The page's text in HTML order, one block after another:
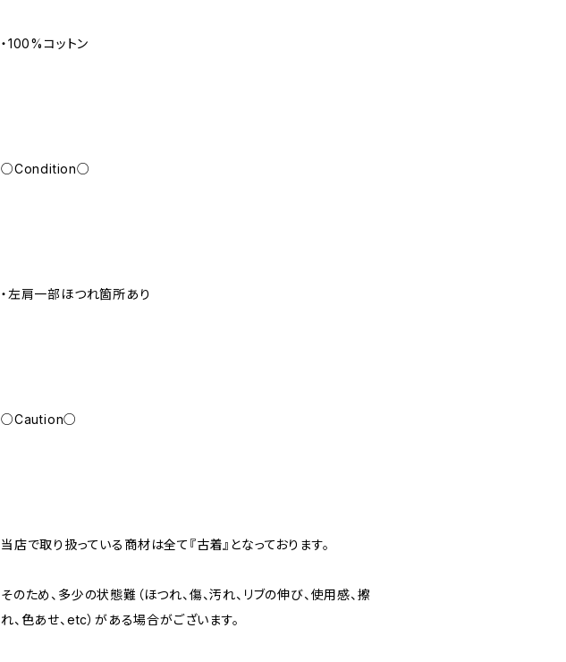
・100%コットン
○Condition○
・左肩一部ほつれ箇所あり
○Caution○
当店で取り扱っている商材は全て『古着』となっております。
そのため、多少の状態難（ほつれ、傷、汚れ、リブの伸び、使用感、擦
れ、色あせ、etc）がある場合がございます。